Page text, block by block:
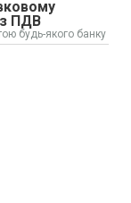
з ПДВ
будь-якого банку